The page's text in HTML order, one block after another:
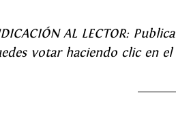
AL LECTOR:
votar haciendo clic en